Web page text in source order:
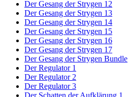
Der Gesang der Strygen 12
Der Gesang der Strygen 13
Der Gesang der Strygen 14
Der Gesang der Strygen 15
Der Gesang der Strygen 16
Der Gesang der Strygen 17
Der Gesang der Strygen Bundle
Der Regulator 1
Der Regulator 2
Der Regulator 3
Der Schatten der Aufklärung 1